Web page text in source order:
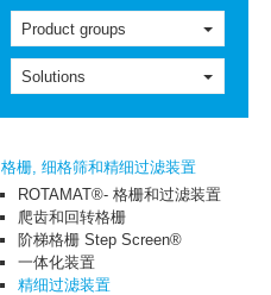
Product groups
Solutions
格栅, 细格筛和精细过滤装置
ROTAMAT®- 格栅和过滤装置
爬齿和回转格栅
阶梯格栅 Step Screen®
一体化装置
精细过滤装置